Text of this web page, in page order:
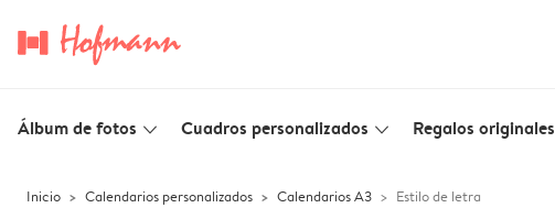
Álbum de fotos slim_arrow_down Cuadros personalizados slim_arrow_down Regalos originales
Inicio Calendarios personalizados Calendarios A3 Estilo de letra